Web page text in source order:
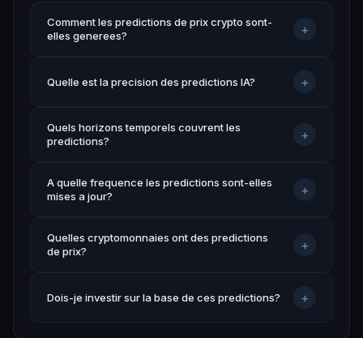
Comment les predictions de prix crypto sont-
elles generees?
+
Quelle est la precision des predictions IA? +
Quels horizons temporels couvrent les
predictions?
+
A quelle frequence les predictions sont-elles
mises a jour?
+
Quelles cryptomonnaies ont des predictions
de prix?
+
Dois-je investir sur la base de ces predictions? +